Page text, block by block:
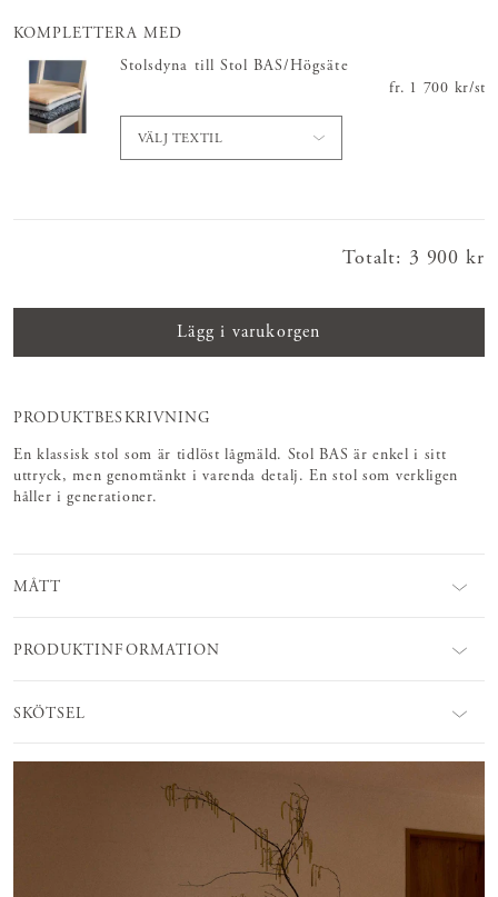
KOMPLETTERA MED
Stolsdyna till Stol BAS/Högsäte
fr. Pris:1 700
1 700 kr/st
VÄLJ TEXTIL
Totalt: Pris:
3 900 kr
Lägg i varukorgen
PRODUKTBESKRIVNING
En klassisk stol som är tidlöst lågmäld. Stol BAS är enkel i sitt
uttryck, men genomtänkt i varenda detalj. En stol som verkligen
håller i generationer.
MÅTT
PRODUKTINFORMATION
SKÖTSEL